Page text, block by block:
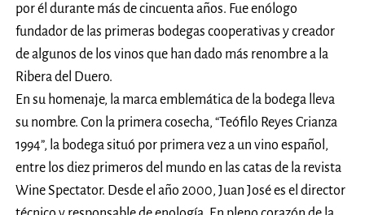
por él durante más de cincuenta años. Fue enólogo
fundador de las primeras bodegas cooperativas y creador
de algunos de los vinos que han dado más renombre a la
Ribera del Duero.
En su homenaje, la marca emblemática de la bodega lleva
su nombre. Con la primera cosecha, “Teófilo Reyes Crianza
1994”, la bodega situó por primera vez a un vino español,
entre los diez primeros del mundo en las catas de la revista
Wine Spectator. Desde el año 2000, Juan José es el director